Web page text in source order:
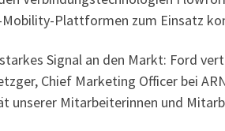
Plattformen zum Einsatz
Signal an den Markt: Ford
Chief Marketing Officer bei
unserer Mitarbeiterinnen und